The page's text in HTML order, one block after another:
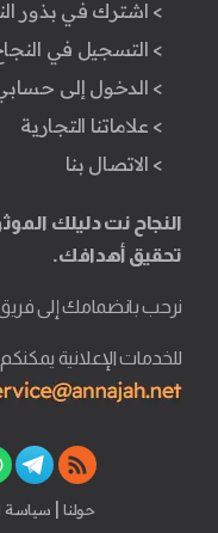
> اشترك في بذور
> التسجيل في
> الدخول إلى
> علاماتنا التجارية
> الاتصال بنا
النجاح نت دليلك
تحقيق أهدافك.
نرحب بانضمامك إلى فريق
للخدمات الإعلانية يمكنكم
حولنا | سياسة